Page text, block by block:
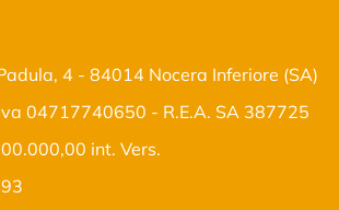
4 - 84014 Nocera Inferiore (SA)
Iva 04717740650 - R.E.A. SA 387725
int. Vers.